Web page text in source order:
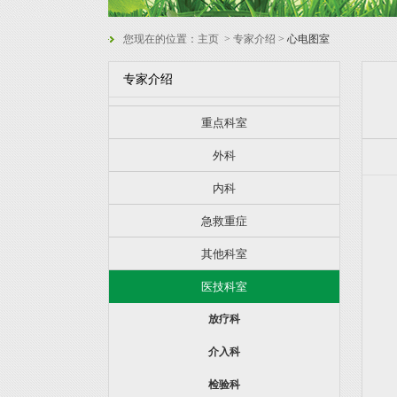
您现在的位置： 主页 > 专家介绍 > 心电图室
专家介绍
重点科室
外科
内科
急救重症
其他科室
医技科室
放疗科
介入科
检验科